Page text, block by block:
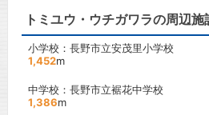
トミユウ・ウチガワラの周辺施
小学校：長野市立安茂里小学校
1,452m
中学校：長野市立裾花中学校
1,386m